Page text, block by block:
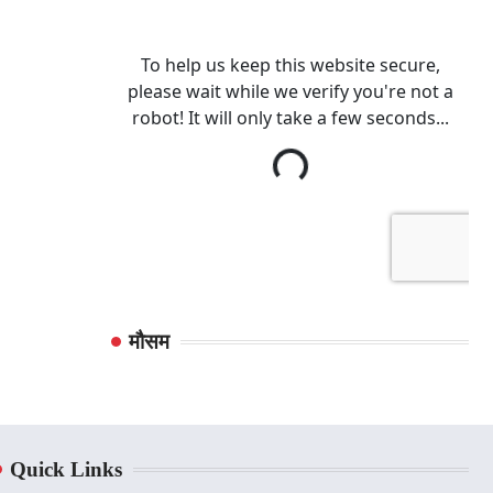
मौसम
Quick Links